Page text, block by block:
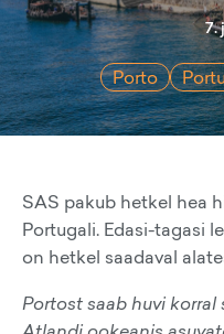
7.
Porto
SAS pakub hetkel hea
Portugali. Edasi-tagasi
on hetkel saadaval
Portost saab huvi